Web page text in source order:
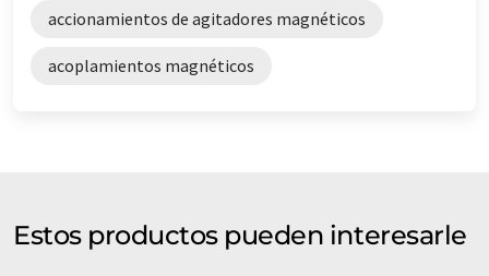
accionamientos de agitadores magnéticos
acoplamientos magnéticos
Estos productos pueden interesarle